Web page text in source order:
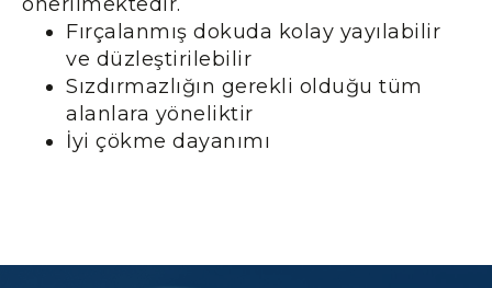
Fırçalanmış dokuda kolay yayılabilir
ve düzleştirilebilir
Sızdırmazlığın gerekli olduğu tüm
alanlara yöneliktir
İyi çökme dayanımı